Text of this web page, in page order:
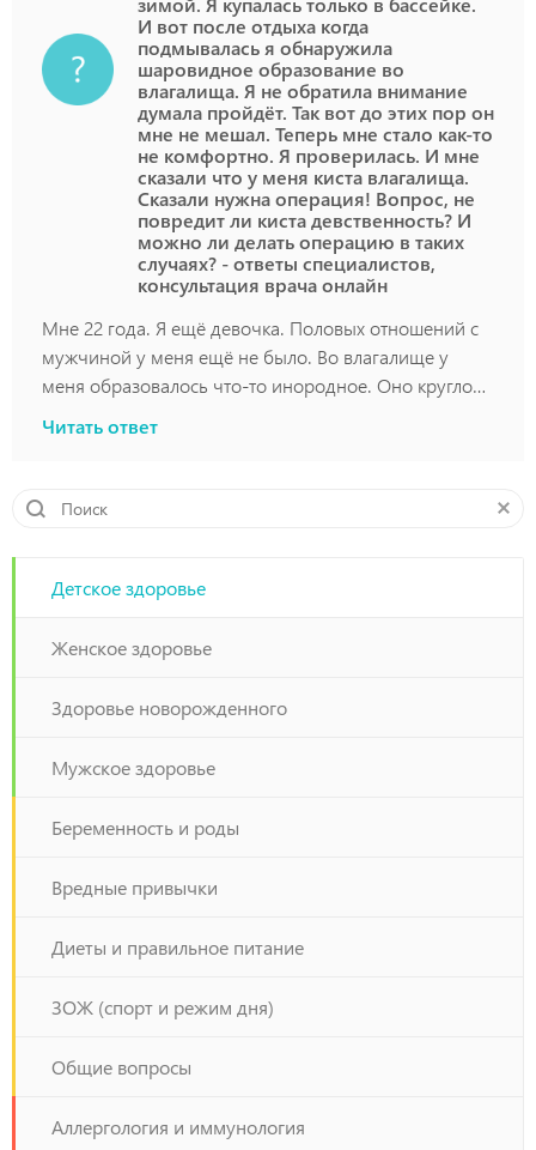
И вот после отдыха когда
подмывалась я обнаружила
шаровидное образование во
влагалища. Я не обратила внимание
думала пройдёт. Так вот до этих пор он
мне не мешал. Теперь мне стало как-то
не комфортно. Я проверилась. И мне
сказали что у меня киста влагалища.
Сказали нужна операция! Вопрос, не
повредит ли киста девственность? И
можно ли делать операцию в таких
случаях? - ответы специалистов,
консультация врача онлайн
Мне 22 года. Я ещё девочка. Половых отношений с
мужчиной у меня ещё не было. Во влагалище у
меня образовалось что-то инородное. Оно круглое.
отдыха когда подмывалась я обнаружила
пор он мне не мешал. Теперь мне стало как-то не
меня киста влагалища. Сказали нужна операция!
можно ли делать операцию в таких случаях?
Читать ответ
Детское здоровье
Женское здоровье
Здоровье новорожденного
Мужское здоровье
Беременность и роды
Вредные привычки
Диеты и правильное питание
ЗОЖ (спорт и режим дня)
Общие вопросы
Аллергология и иммунология